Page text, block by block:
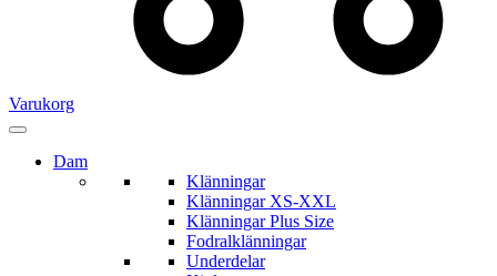
Varukorg
Dam
Klänningar
Klänningar XS-XXL
Klänningar Plus Size
Fodralklänningar
Underdelar